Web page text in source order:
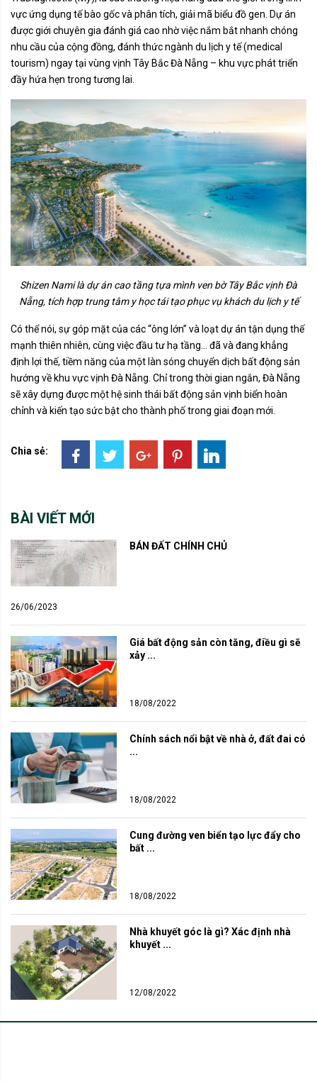
vực ứng dụng tế bào gốc và phân tích, giải mã biểu đồ gen. Dự án
được giới chuyên gia đánh giá cao nhờ việc nắm bắt nhanh chóng
nhu cầu của cộng đồng, đánh thức ngành du lịch y tế (medical
tourism) ngay tại vùng vịnh Tây Bắc Đà Nẵng – khu vực phát triển
đầy hứa hẹn trong tương lai.
Shizen Nami là dự án cao tầng tựa mình ven bờ Tây Bắc vịnh Đà
Nẵng, tích hợp trung tâm y học tái tạo phục vụ khách du lịch y tế
Có thể nói, sự góp mặt của các “ông lớn” và loạt dự án tận dụng thế
mạnh thiên nhiên, cùng việc đầu tư hạ tầng… đã và đang khẳng
định lợi thế, tiềm năng của một làn sóng chuyển dịch bất động sản
hướng về khu vực vịnh Đà Nẵng. Chỉ trong thời gian ngắn, Đà Nẵng
sẽ xây dựng được một hệ sinh thái bất động sản vịnh biển hoàn
chỉnh và kiến tạo sức bật cho thành phố trong giai đoạn mới.
Chia sẻ:
BÀI VIẾT MỚI
BÁN ĐẤT CHÍNH CHỦ
26/06/2023
Giá bất động sản còn tăng, điều gì sẽ
xảy ...
18/08/2022
Chính sách nổi bật về nhà ở, đất đai có
...
18/08/2022
Cung đường ven biển tạo lực đẩy cho
bất ...
18/08/2022
Nhà khuyết góc là gì? Xác định nhà
khuyết ...
12/08/2022